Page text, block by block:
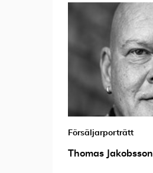
Försäljarporträtt
Thomas Jakobsson